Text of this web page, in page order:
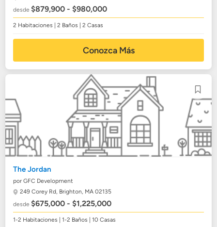
desde$879,900 - $980,000
2 Habitaciones | 2 Baños | 2 Casas
Conozca Más
The Jordan
por GFC Development
249 Corey Rd, Brighton, MA 02135
desde$675,000 - $1,225,000
1-2 Habitaciones | 1-2 Baños | 10 Casas